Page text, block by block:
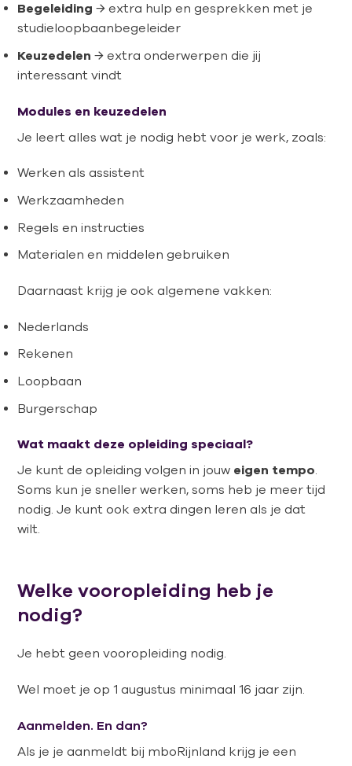
Begeleiding → extra hulp en gesprekken met je
studieloopbaanbegeleider
Keuzedelen → extra onderwerpen die jij
interessant vindt
Modules en keuzedelen
Je leert alles wat je nodig hebt voor je werk, zoals:
Werken als assistent
Werkzaamheden
Regels en instructies
Materialen en middelen gebruiken
Daarnaast krijg je ook algemene vakken:
Nederlands
Rekenen
Loopbaan
Burgerschap
Wat maakt deze opleiding speciaal?
Je kunt de opleiding volgen in jouw eigen tempo
Soms kun je sneller werken, soms heb je meer tijd
nodig. Je kunt ook extra dingen leren als je dat
wilt.
Welke vooropleiding heb je
nodig?
Je hebt geen vooropleiding nodig.
Wel moet je op 1 augustus minimaal 16 jaar zijn.
Aanmelden. En dan?
Als je je aanmeldt bij mboRijnland krijg je een